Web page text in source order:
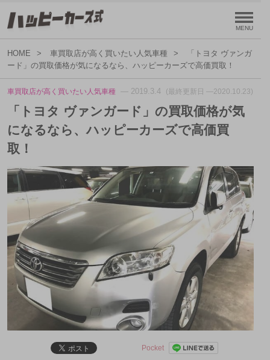
HOME 車買取店が高く買いたい人気車種
「トヨタ ヴァンガ
ード」の買取価格が気になるなら、ハッピーカーズで高価買取！
車買取店が高く買いたい人気車種 — 2019.3.4 (最終更新日 —2020.10.23)
「トヨタ ヴァンガード」の買取価格が気
になるなら、ハッピーカーズで高価買
取！
Pocket